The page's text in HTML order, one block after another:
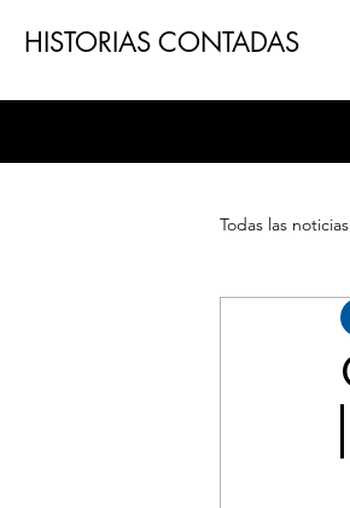
HISTORIAS CONTADAS
Todas las noticias